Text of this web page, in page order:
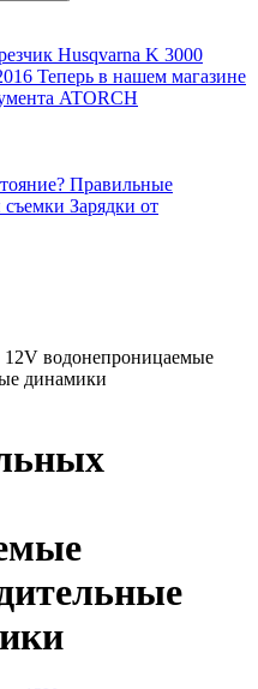
Husqvarna K 3000
Теперь в нашем магазине
ATORCH
Правильные
съемки Зарядки от
водонепроницаемые
динамики